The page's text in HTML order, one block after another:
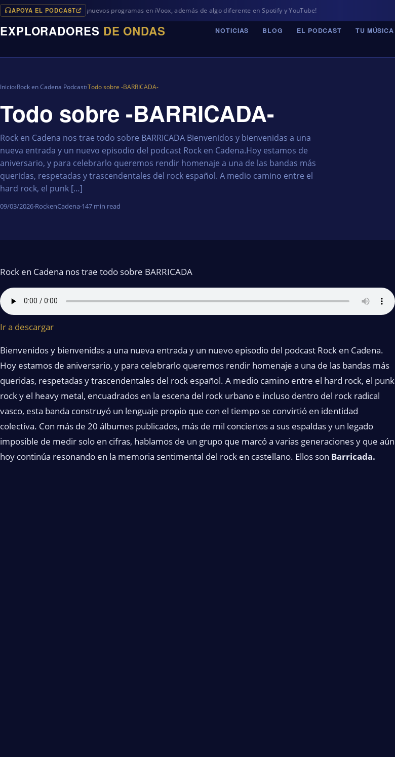
APOYA EL PODCAST¡nuevos programas en iVoox, además de algo diferente en Spotify y YouTube!
EXPLORADORES DE ONDAS NOTICIAS BLOG EL PODCAST TU MÚSICA
Inicio›Rock en Cadena Podcast›Todo sobre -BARRICADA-
Todo sobre -BARRICADA-
Rock en Cadena nos trae todo sobre BARRICADA Bienvenidos y bienvenidas a una
nueva entrada y un nuevo episodio del podcast Rock en Cadena.Hoy estamos de
aniversario, y para celebrarlo queremos rendir homenaje a una de las bandas más
queridas, respetadas y trascendentales del rock español. A medio camino entre el
hard rock, el punk […]
09/03/2026·RockenCadena·147 min read
Rock en Cadena nos trae todo sobre BARRICADA
Ir a descargar
Bienvenidos y bienvenidas a una nueva entrada y un nuevo episodio del podcast Rock en Cadena.
Hoy estamos de aniversario, y para celebrarlo queremos rendir homenaje a una de las bandas más
queridas, respetadas y trascendentales del rock español. A medio camino entre el hard rock, el punk
rock y el heavy metal, encuadrados en la escena del rock urbano e incluso dentro del rock radical
vasco, esta banda construyó un lenguaje propio que con el tiempo se convirtió en identidad
colectiva. Con más de 20 álbumes publicados, más de mil conciertos a sus espaldas y un legado
imposible de medir solo en cifras, hablamos de un grupo que marcó a varias generaciones y que aún
hoy continúa resonando en la memoria sentimental del rock en castellano. Ellos son Barricada.